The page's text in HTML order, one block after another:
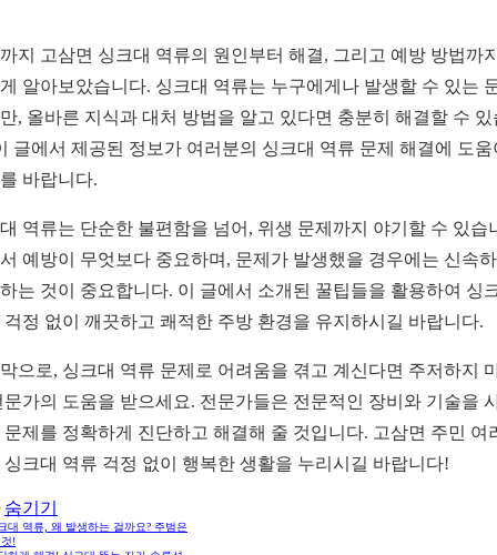
지 고삼면 싱크대 역류의 원인부터 해결, 그리고 예방 방법까
알아보았습니다. 싱크대 역류는 누구에게나 발생할 수 있는
, 올바른 지식과 대처 방법을 알고 있다면 충분히 해결할 수 있
글에서 제공된 정보가 여러분의 싱크대 역류 문제 해결에 도움
바랍니다.
역류는 단순한 불편함을 넘어, 위생 문제까지 야기할 수 있습
예방이 무엇보다 중요하며, 문제가 발생했을 경우에는 신속
는 것이 중요합니다. 이 글에서 소개된 꿀팁들을 활용하여 싱
걱정 없이 깨끗하고 쾌적한 주방 환경을 유지하시길 바랍니다.
으로, 싱크대 역류 문제로 어려움을 겪고 계신다면 주저하지
문가의 도움을 받으세요. 전문가들은 전문적인 장비와 기술을
문제를 정확하게 진단하고 해결해 줄 것입니다. 고삼면 주민 여
싱크대 역류 걱정 없이 행복한 생활을 누리시길 바랍니다!
숨기기
대 역류, 왜 발생하는 걸까요? 주범은
!